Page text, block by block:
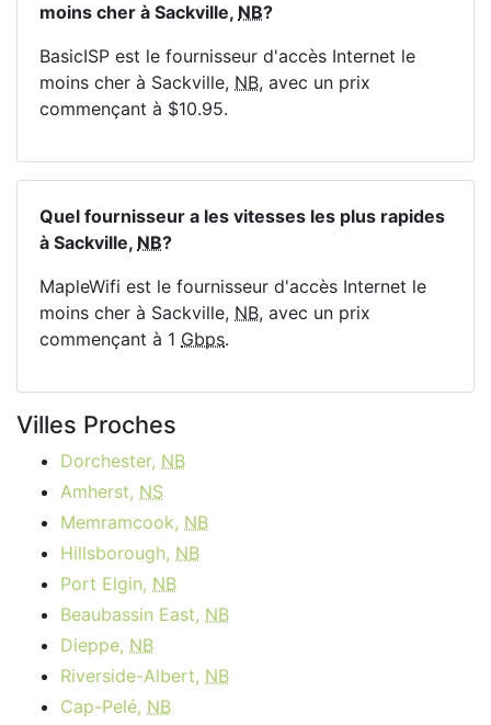
moins cher à Sackville, NB?
BasicISP est le fournisseur d'accès Internet le
moins cher à Sackville, NB, avec un prix
commençant à $10.95.
Quel fournisseur a les vitesses les plus rapides
à Sackville, NB?
MapleWifi est le fournisseur d'accès Internet le
moins cher à Sackville, NB, avec un prix
commençant à 1 Gbps.
Villes Proches
Dorchester, NB
Amherst, NS
Memramcook, NB
Hillsborough, NB
Port Elgin, NB
Beaubassin East, NB
Dieppe, NB
Riverside-Albert, NB
Cap-Pelé, NB